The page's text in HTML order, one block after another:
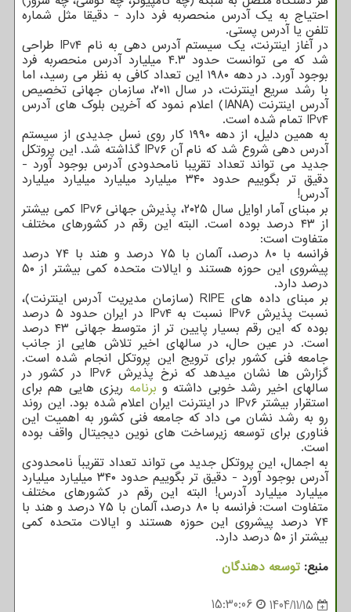
احتیاج به یک آدرس منحصربه فرد دارد - دقیقا مثل شماره
تلفن یا آدرس پستی.
در آغاز اینترنت، یک سیستم آدرس دهی به نام IPv۴ طراحی
شد که می توانست حدود ۴.۳ میلیارد آدرس منحصربه فرد
بوجود آورد. در دهه ۱۹۸۰ این تعداد کافی به نظر می رسید، اما
با رشد سریع اینترنت، در سال ۲۰۱۱، سازمان جهانی تخصیص
آدرس اینترنت (IANA) اعلام نمود که آخرین بلوک های آدرس
IPv۴ تمام شده است.
به همین دلیل، از دهه ۱۹۹۰ کار روی نسل جدیدی از سیستم
آدرس دهی شروع شد که نام آن IPv۶ گذاشته شد. این پروتکل
جدید می تواند تعداد تقریبا نامحدودی آدرس بوجود آورد -
دقیق تر بگوییم حدود ۳۴۰ میلیارد میلیارد میلیارد میلیارد
آدرس!
بر مبنای آمار اوایل سال ۲۰۲۵، پذیرش جهانی IPv۶ کمی بیشتر
از ۴۳ درصد بوده است. البته این رقم در کشورهای مختلف
متفاوت است:
فرانسه با ۸۰ درصد، آلمان با ۷۵ درصد و هند با ۷۴ درصد
پیشروی این حوزه هستند و ایالات متحده کمی بیشتر از ۵۰
درصد دارد.
بر مبنای داده های RIPE (سازمان مدیریت آدرس اینترنت)،
نسبت پذیرش IPv۶ نسبت به IPv۴ در ایران حدود ۵ درصد
بوده که این رقم بسیار پایین تر از متوسط جهانی ۴۳ درصد
است. در عین حال، در سالهای اخیر تلاش هایی از جانب
جامعه فنی کشور برای ترویج این پروتکل انجام شده است.
گزارش ها نشان میدهد که نرخ پذیرش IPv۶ در کشور در
سالهای اخیر رشد خوبی داشته و برنامه ریزی هایی هم برای
استقرار بیشتر IPv۶ در اینترنت ایران اعلام شده بود. این روند
رو به رشد نشان می داد که جامعه فنی کشور به اهمیت این
فناوری برای توسعه زیرساخت های نوین دیجیتال واقف بوده
است.
به اجمال، این پروتکل جدید می تواند تعداد تقریباً نامحدودی
آدرس بوجود آورد - دقیق تر بگوییم حدود ۳۴۰ میلیارد میلیارد
میلیارد میلیارد آدرس! البته این رقم در کشورهای مختلف
متفاوت است: فرانسه با ۸۰ درصد، آلمان با ۷۵ درصد و هند با
۷۴ درصد پیشروی این حوزه هستند و ایالات متحده کمی
بیشتر از ۵۰ درصد دارد.
منبع: توسعه دهندگان
1404/11/15
15:30:06